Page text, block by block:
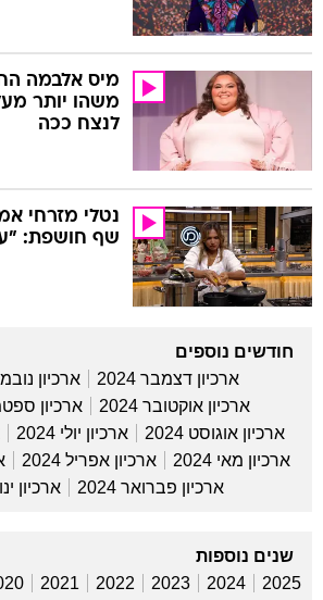
מיס אלבמה
משהו יותר
לנצח ככה
נטלי מזרחי
שף חושפת:
חודשים נוספים
ארכיון דצמבר 2024
ארכיון נובמבר
ארכיון אוקטובר 2024
ארכיון
ארכיון אוגוסט 2024
ארכיון יולי 2024
ארכיון מאי 2024
ארכיון אפריל 2024
ארכיון פברואר 2024
ארכיון
שנים נוספות
2025
2024
2023
2022
2021